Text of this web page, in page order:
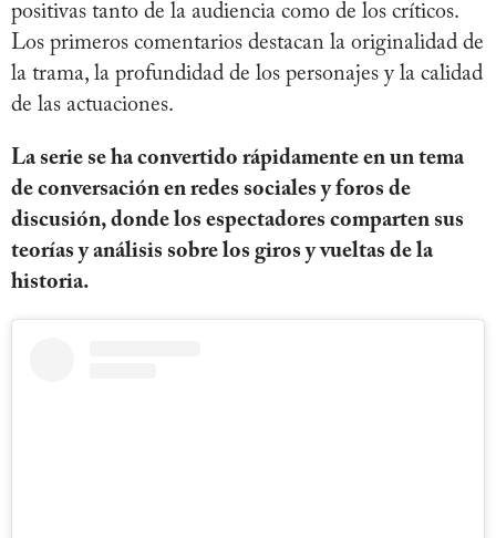
positivas tanto de la audiencia como de los críticos.
Los primeros comentarios destacan la originalidad de
la trama, la profundidad de los personajes y la calidad
de las actuaciones.
La serie se ha convertido rápidamente en un tema
de conversación en redes sociales y foros de
discusión, donde los espectadores comparten sus
teorías y análisis sobre los giros y vueltas de la
historia.